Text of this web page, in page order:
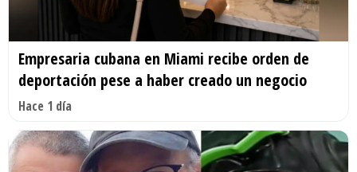
Empresaria cubana en Miami recibe orden de
deportación pese a haber creado un negocio
Hace 1 día